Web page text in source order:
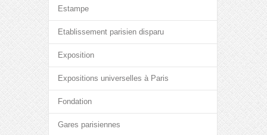
Estampe
Etablissement parisien disparu
Exposition
Expositions universelles à Paris
Fondation
Gares parisiennes